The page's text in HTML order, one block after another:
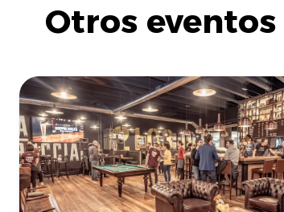
Otros eventos